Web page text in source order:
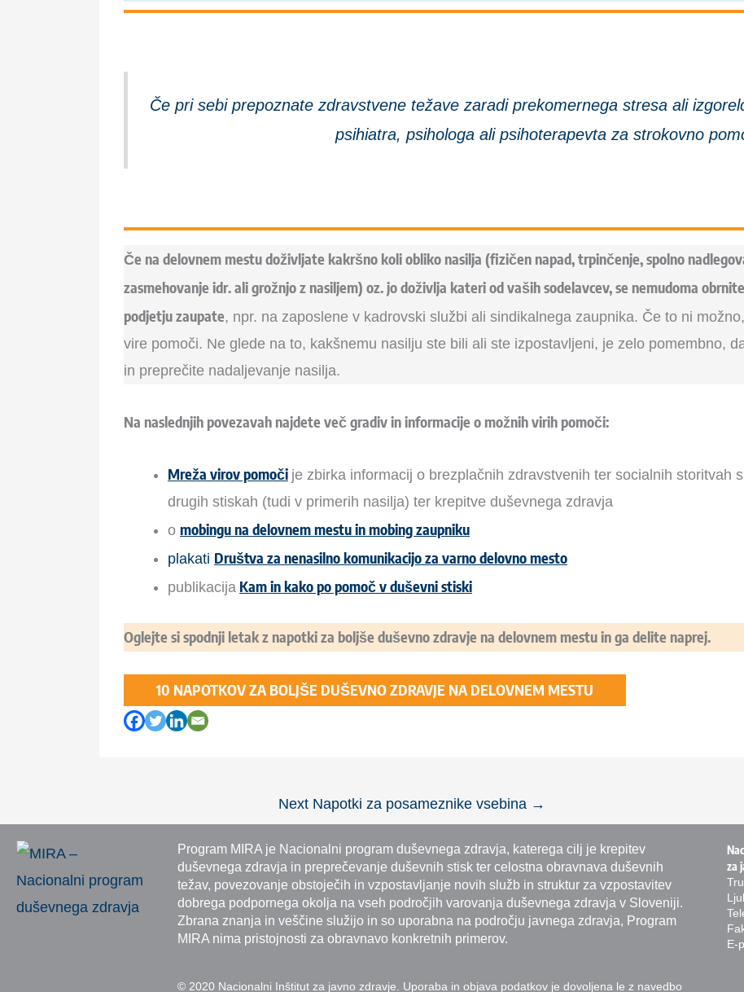
Če pri sebi prepoznate zdravstvene težave zaradi prekomernega stresa ali
psihiatra, psihologa ali psihoterapevta za strokovno
Če na delovnem mestu doživljate kakršno koli obliko nasilja (fizičen napad, trpinčenje, spolno
zasmehovanje idr. ali grožnjo z nasiljem) oz. jo doživlja kateri od vaših sodelavcev, se nemudoma
podjetju zaupate, npr. na zaposlene v kadrovski službi ali sindikalnega zaupnika. Če to ni
vire pomoči. Ne glede na to, kakšnemu nasilju ste bili ali ste izpostavljeni, je zelo pomembno,
in preprečite nadaljevanje nasilja.
Na naslednjih povezavah najdete več gradiv in informacije o možnih virih pomoči:
Mreža virov pomoči je zbirka informacij o brezplačnih zdravstvenih ter socialnih storitvah
drugih stiskah (tudi v primerih nasilja) ter krepitve duševnega zdravja
o mobingu na delovnem mestu in mobing zaupniku
plakati Društva za nenasilno komunikacijo za varno delovno mesto
publikacija Kam in kako po pomoč v duševni stiski
Oglejte si spodnji letak z napotki za boljše duševno zdravje na delovnem mestu in ga delite naprej.
10 NAPOTKOV ZA BOLJŠE DUŠEVNO ZDRAVJE NA DELOVNEM MESTU
Next Napotki za posameznike vsebina →
Program MIRA je Nacionalni program duševnega zdravja, katerega cilj je krepitev
duševnega zdravja in preprečevanje duševnih stisk ter celostna obravnava duševnih
težav, povezovanje obstoječih in vzpostavljanje novih služb in struktur za vzpostavitev
dobrega podpornega okolja na vseh področjih varovanja duševnega zdravja v Sloveniji.
Zbrana znanja in veščine služijo in so uporabna na področju javnega zdravja, Program
MIRA nima pristojnosti za obravnavo konkretnih primerov.
© 2020 Nacionalni Inštitut za javno zdravje. Uporaba in objava podatkov je dovoljena le z navedbo
za
E-